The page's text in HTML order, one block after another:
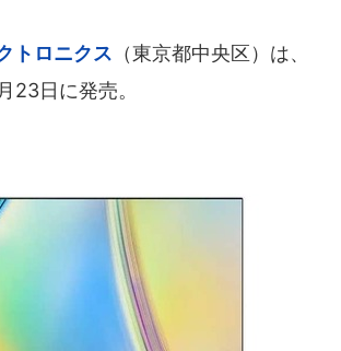
トロニクス （東京都中央区）は、
日に発売。